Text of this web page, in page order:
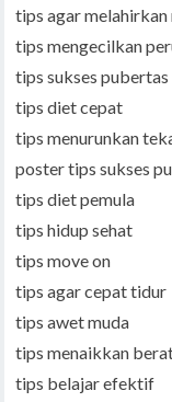
tips agar
tips mengecilkan
tips sukses pubertas
tips diet cepat
tips menurunkan
poster tips sukses
tips diet pemula
tips hidup sehat
tips move on
tips agar cepat tidur
tips awet muda
tips menaikkan
tips belajar efektif